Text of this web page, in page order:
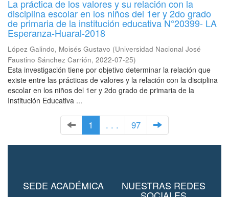
La práctica de los valores y su relación con la
disciplina escolar en los niños del 1er y 2do grado
de primaria de la institución educativa N°20399- LA
Esperanza-Huaral-2018
López Galindo, Moisés Gustavo (Universidad Nacional José
Faustino Sánchez Carrión, 2022-07-25)
Esta investigación tiene por objetivo determinar la relación que
existe entre las prácticas de valores y la relación con la disciplina
escolar en los niños del 1er y 2do grado de primaria de la
Institución Educativa ...
1 . . . 97
SEDE ACADÉMICA NUESTRAS REDES